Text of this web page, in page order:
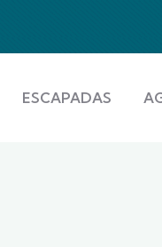
ESCAPADAS